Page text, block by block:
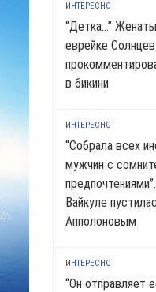
ИНТЕРЕСНО
“Детка…”
еврейке Солнцев
в 6икини
ИНТЕРЕСНО
“Собрала всех
мужчин с
Вайкуле
Апполоновым
ИНТЕРЕСНО
“Он отправляет